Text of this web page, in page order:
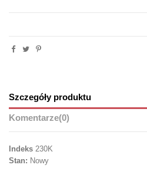
Szczegóły produktu
Komentarze(0)
Indeks 230K
Stan: Nowy